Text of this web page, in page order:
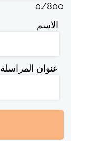
0/800
الاسم
عنوان المراسلة